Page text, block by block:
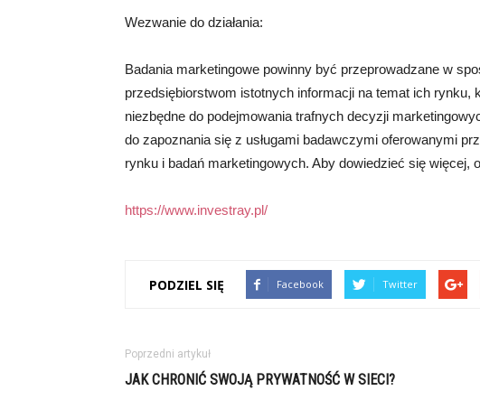
Wezwanie do działania:
Badania marketingowe powinny być przeprowadzane w
przedsiębiorstwom istotnych informacji na temat ich rynku,
niezbędne do podejmowania trafnych decyzji
do zapoznania się z usługami badawczymi oferowanymi
rynku i badań marketingowych. Aby dowiedzieć się więcej,
https://www.investray.pl/
PODZIEL SIĘ Facebook Twitter
Poprzedni artykuł
JAK CHRONIĆ SWOJĄ PRYWATNOŚĆ W SIECI?